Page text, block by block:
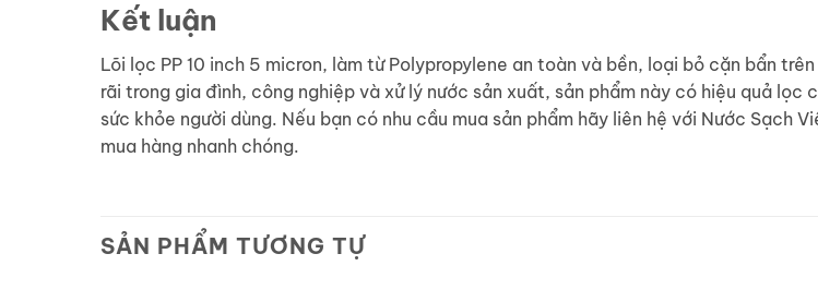
Kết luận
Lõi lọc PP 10 inch 5 micron, làm từ Polypropylene an toàn và bền, loại bỏ cặn bẩn
rãi trong gia đình, công nghiệp và xử lý nước sản xuất, sản phẩm này có hiệu quả
sức khỏe người dùng. Nếu bạn có nhu cầu mua sản phẩm hãy liên hệ với Nước Sạch
mua hàng nhanh chóng.
SẢN PHẨM TƯƠNG TỰ